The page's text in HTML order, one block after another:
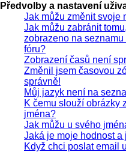
Předvolby a nastavení
Jak můžu změnit svoje
Jak můžu zabránit
zobrazeno na
fóru?
Zobrazení časů není
Změnil jsem časovou
správně!
Můj jazyk není na
K čemu slouží obrázky
jména?
Jak můžu u svého
Jaká je moje hodnost a
Když chci poslat email